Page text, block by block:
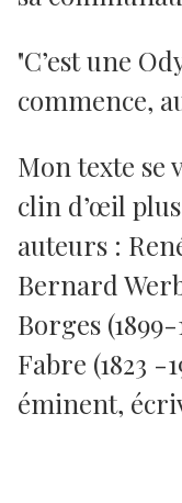
"C’est une
commence,
Mon texte se
clin d’œil
auteurs :
Bernard
Borges
Fabre (1823 -
éminent,